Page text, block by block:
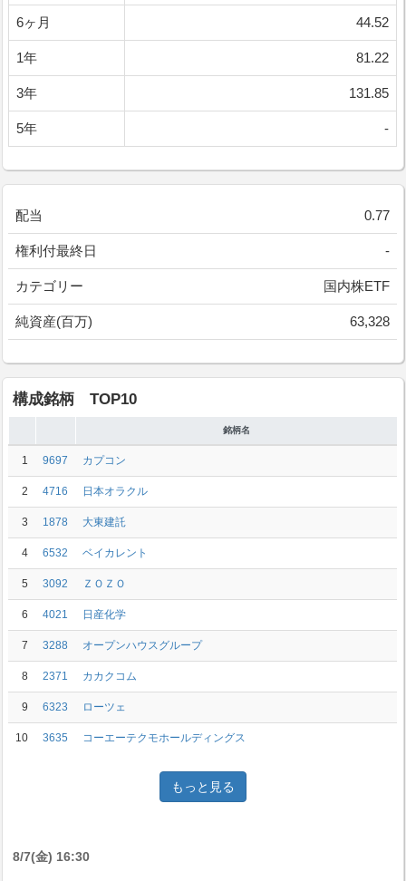
6ヶ月 44.52
1年 81.22
3年 131.85
5年 -
配当 0.77
権利付最終日 -
カテゴリー 国内株ETF
純資産(百万) 63,328
構成銘柄 TOP10
銘柄名
1 9697 カプコン
2 4716 日本オラクル
3 1878 大東建託
4 6532 ベイカレント
5 3092 ＺＯＺＯ
6 4021 日産化学
7 3288 オープンハウスグループ
8 2371 カカクコム
9 6323 ローツェ
10 3635 コーエーテクモホールディングス
もっと見る
8/7(金) 16:30